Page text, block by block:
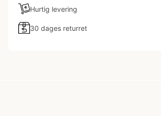
Hurtig levering
30 dages returret